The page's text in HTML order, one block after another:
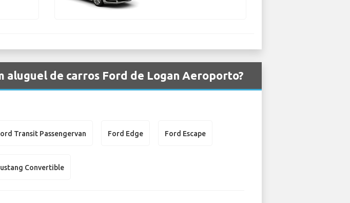
aluguel de carros Ford de Logan Aeroporto?
Transit Passengervan Ford Edge Ford Escape
Convertible